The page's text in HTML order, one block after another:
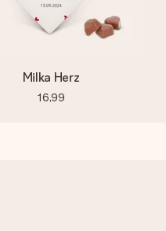
Milka Herz
16,99